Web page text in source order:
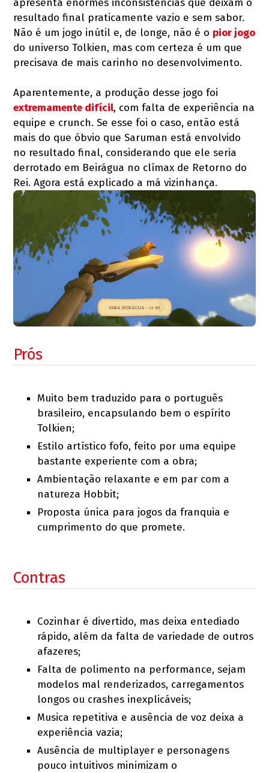
apresenta enormes inconsistências que deixam o
resultado final praticamente vazio e sem sabor.
Não é um jogo inútil e, de longe, não é o pior jogo
do universo Tolkien, mas com certeza é um que
precisava de mais carinho no desenvolvimento.
Aparentemente, a produção desse jogo foi
extremamente difícil, com falta de experiência na
equipe e crunch. Se esse foi o caso, então está
mais do que óbvio que Saruman está envolvido
no resultado final, considerando que ele seria
derrotado em Beirágua no clímax de Retorno do
Rei. Agora está explicado a má vizinhança.
Prós
Muito bem traduzido para o português
brasileiro, encapsulando bem o espírito
Tolkien;
Estilo artístico fofo, feito por uma equipe
bastante experiente com a obra;
Ambientação relaxante e em par com a
natureza Hobbit;
Proposta única para jogos da franquia e
cumprimento do que promete.
Contras
Cozinhar é divertido, mas deixa entediado
rápido, além da falta de variedade de outros
afazeres;
Falta de polimento na performance, sejam
modelos mal renderizados, carregamentos
longos ou crashes inexplicáveis;
Musica repetitiva e ausência de voz deixa a
experiência vazia;
Ausência de multiplayer e personagens
pouco intuitivos minimizam o